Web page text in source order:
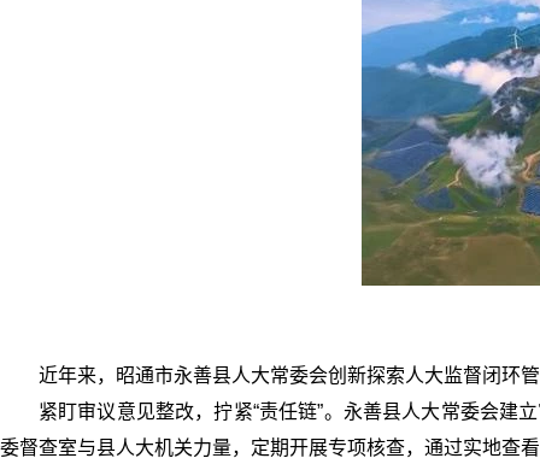
近年来，昭通市永善县人大常委会创新探索人大监督闭环
紧盯审议意见整改，拧紧“责任链”。永善县人大常委会建
委督查室与县人大机关力量，定期开展专项核查，通过实地查